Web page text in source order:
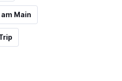
Main